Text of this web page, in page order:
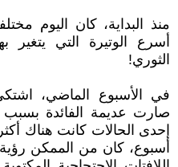
منذ البداية، كان اليوم
أسرع الوتيرة التي
الثوري!
في الأسبوع الماضي،
صارت عديمة الفائدة بسبب
أسبوع، كان من الممكن